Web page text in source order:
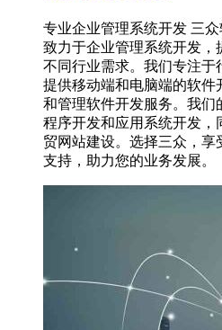
专业企业管理系统开发 三
致力于企业管理系统开发，
不同行业需求。我们专注于
提供移动端和电脑端的软
和管理软件开发服务。我们
程序开发和应用系统开发
贸网站建设。选择三众，
支持，助力您的业务发展。